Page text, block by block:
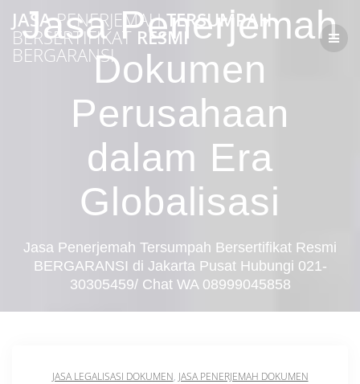
to
content
JASAPENERJEMAHTERSUMPAH
BERSERTIFIKAT RESMI
BERGARANSI
Jasa Penerjemah
Dokumen
Perusahaan
dalam Era
Globalisasi
Jasa Penerjemah Tersumpah Bersertifikat Resmi
BERGARANSI di Jakarta Pusat Hubungi 021-
30305459/ Chat WA 08999045858
JASA LEGALISASI DOKUMEN, JASA PENERJEMAH DOKUMEN